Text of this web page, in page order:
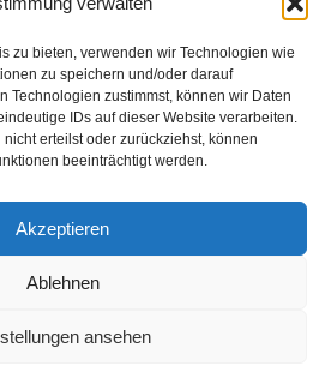
zu bieten, verwenden wir Technologien wie
zu speichern und/oder darauf
Technologien zustimmst, können wir Daten
IDs auf dieser Website verarbeiten.
erteilst oder zurückziehst, können
beeinträchtigt werden.
Akzeptieren
Ablehnen
ansehen
die AfD-Kandidaten Landtagswahl
gewählt. Heilbronn ist stark auf
mit der Jugend, her